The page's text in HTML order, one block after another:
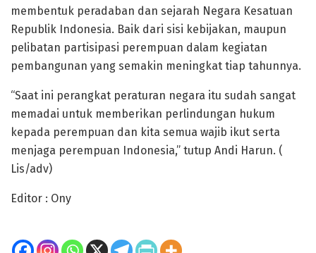
membentuk peradaban dan sejarah Negara Kesatuan
Republik Indonesia. Baik dari sisi kebijakan, maupun
pelibatan partisipasi perempuan dalam kegiatan
pembangunan yang semakin meningkat tiap tahunnya.
“Saat ini perangkat peraturan negara itu sudah sangat
memadai untuk memberikan perlindungan hukum
kepada perempuan dan kita semua wajib ikut serta
menjaga perempuan Indonesia,” tutup Andi Harun. (
Lis/adv)
Editor : Ony